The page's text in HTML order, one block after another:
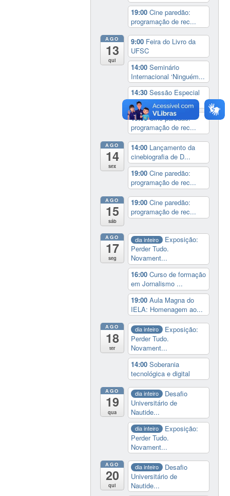
19:00Cine paredão:
programação de rec...
AGO
13
qui
9:00 Feira do Livro da
UFSC
14:00Seminário
Internacional ‘Ninguém...
14:30Sessão Especial
do Conselho Esta...
19:00Cine paredão:
programação de rec...
AGO
14
sex
14:00 Lançamento da
cinebiografia de D...
19:00Cine paredão:
programação de rec...
AGO
15
sáb
19:00Cine paredão:
programação de rec...
AGO
17
seg
dia inteiro
Exposição:
Perder Tudo.
Novament...
16:00Curso de formação
em Jornalismo ...
19:00Aula Magna do
IELA: Homenagem ao...
AGO
18
ter
dia inteiro
Exposição:
Perder Tudo.
Novament...
14:00Soberania
tecnológica e digital
AGO
19
qua
dia inteiro
Desafio
Universitário de
Nautide...
dia inteiro
Exposição:
Perder Tudo.
Novament...
AGO
20
qui
dia inteiro
Desafio
Universitário de
Nautide...